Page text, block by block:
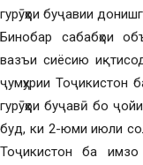
гурӯҳҳои буҷавии
Бинобар сабабҳои
вазъи сиёсию
ҷумҳурии Тоҷикистон
гурӯҳҳои буҷавӣ бо
буд, ки 2-юми июли
Тоҷикистон ба